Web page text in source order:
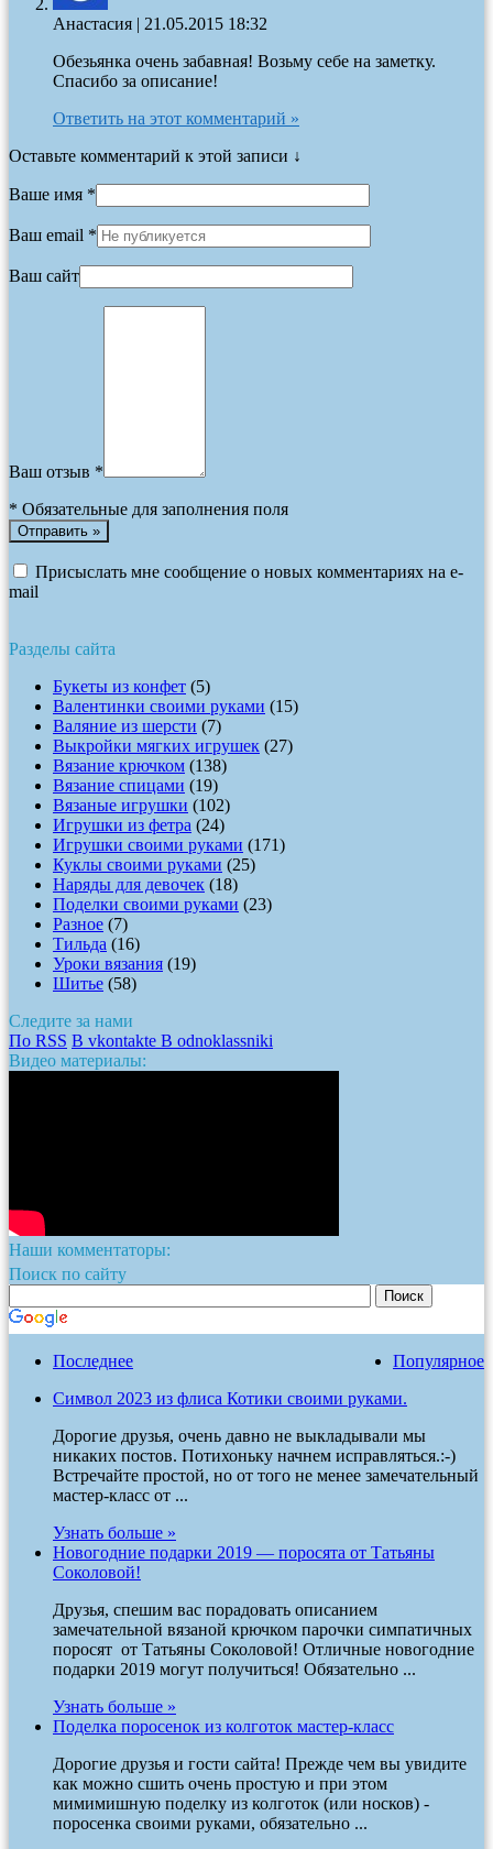
Анастасия | 21.05.2015 18:32
Обезьянка очень забавная! Возьму себе на заметку.
Спасибо за описание!
Ответить на этот комментарий »
Оставьте комментарий к этой записи ↓
Ваше имя *
Ваш email *
Ваш сайт
Ваш отзыв *
* Обязательные для заполнения поля
Присыслать мне сообщение о новых комментариях на e-
mail
Разделы сайта
Букеты из конфет (5)
Валентинки своими руками (15)
Валяние из шерсти (7)
Выкройки мягких игрушек (27)
Вязание крючком (138)
Вязание спицами (19)
Вязаные игрушки (102)
Игрушки из фетра (24)
Игрушки своими руками (171)
Куклы своими руками (25)
Наряды для девочек (18)
Поделки своими руками (23)
Разное (7)
Тильда (16)
Уроки вязания (19)
Шитье (58)
Следите за нами
По RSS В vkontakte В odnoklassniki
Видео материалы:
Наши комментаторы:
Поиск по сайту
Популярное
Последнее
Символ 2023 из флиса Котики своими руками.
Дорогие друзья, очень давно не выкладывали мы
никаких постов. Потихоньку начнем исправляться.:-)
Встречайте простой, но от того не менее замечательный
мастер-класс от ...
Узнать больше »
Новогодние подарки 2019 — поросята от Татьяны
Соколовой!
Друзья, спешим вас порадовать описанием
замечательной вязаной крючком парочки симпатичных
поросят от Татьяны Соколовой! Отличные новогодние
подарки 2019 могут получиться! Обязательно ...
Узнать больше »
Поделка поросенок из колготок мастер-класс
Дорогие друзья и гости сайта! Прежде чем вы увидите
как можно сшить очень простую и при этом
мимимишную поделку из колготок (или носков) -
поросенка своими руками, обязательно ...